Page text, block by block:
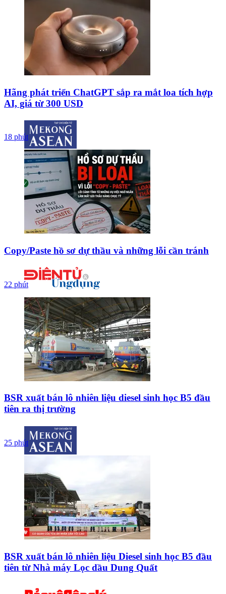
Hãng phát triển ChatGPT sắp ra mắt loa tích hợp
AI, giá từ 300 USD
18 phút
Copy/Paste hồ sơ dự thầu và những lỗi cần tránh
22 phút
BSR xuất bán lô nhiên liệu diesel sinh học B5 đầu
tiên ra thị trường
25 phút
BSR xuất bán lô nhiên liệu Diesel sinh học B5 đầu
tiên từ Nhà máy Lọc dầu Dung Quất